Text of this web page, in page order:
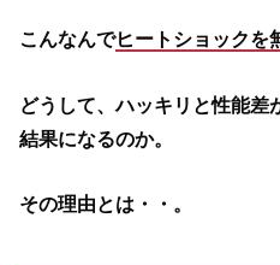
こんなんでヒートショックを
どうして、ハッキリと性能差
結果になるのか。
その理由とは・・。